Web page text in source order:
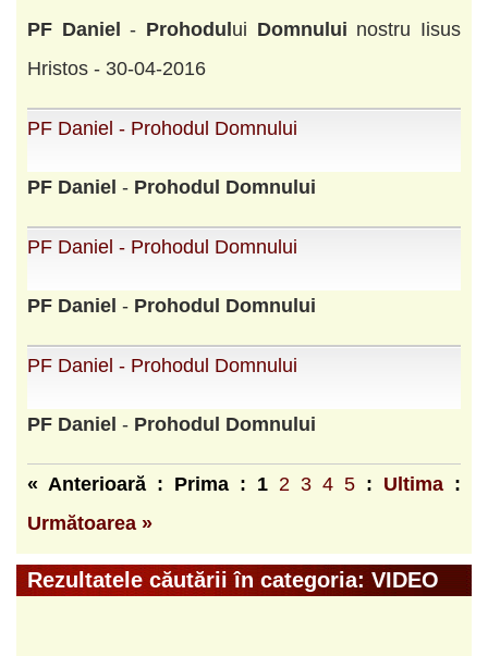
PF Daniel - Prohodul ui Domnului nostru Iisus
Hristos - 30-04-2016
PF Daniel - Prohodul Domnului
PF Daniel - Prohodul Domnului
PF Daniel - Prohodul Domnului
PF Daniel - Prohodul Domnului
PF Daniel - Prohodul Domnului
PF Daniel - Prohodul Domnului
« Anterioară : Prima : 1 2 3 4 5 : Ultima :
Următoarea »
Rezultatele căutării în categoria: VIDEO